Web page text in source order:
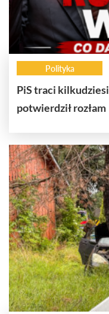
Polityka
PiS traci
potwierdził rozłam